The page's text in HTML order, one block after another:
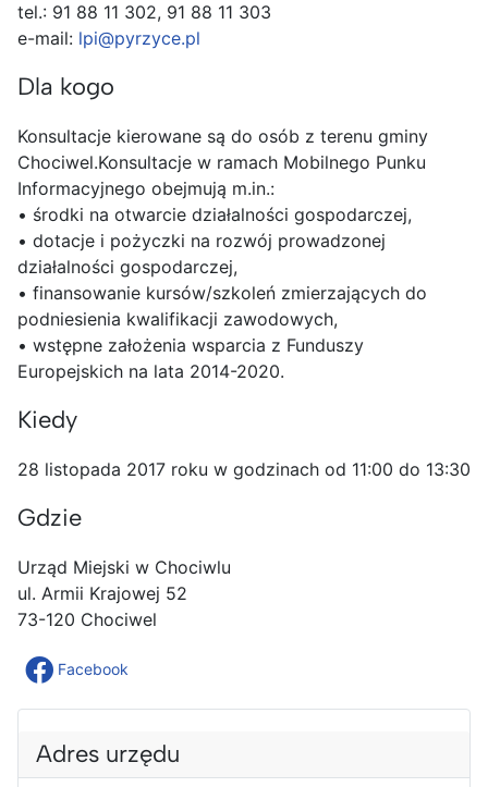
tel.: 91 88 11 302, 91 88 11 303
e-mail: lpi@pyrzyce.pl
Dla kogo
Konsultacje kierowane są do osób z terenu gminy
Chociwel.Konsultacje w ramach Mobilnego Punku
Informacyjnego obejmują m.in.:
• środki na otwarcie działalności gospodarczej,
• dotacje i pożyczki na rozwój prowadzonej
działalności gospodarczej,
• finansowanie kursów/szkoleń zmierzających do
podniesienia kwalifikacji zawodowych,
• wstępne założenia wsparcia z Funduszy
Europejskich na lata 2014-2020.
Kiedy
28 listopada 2017 roku w godzinach od 11:00 do 13:30
Gdzie
Urząd Miejski w Chociwlu
ul. Armii Krajowej 52
73-120 Chociwel
Facebook
Adres urzędu